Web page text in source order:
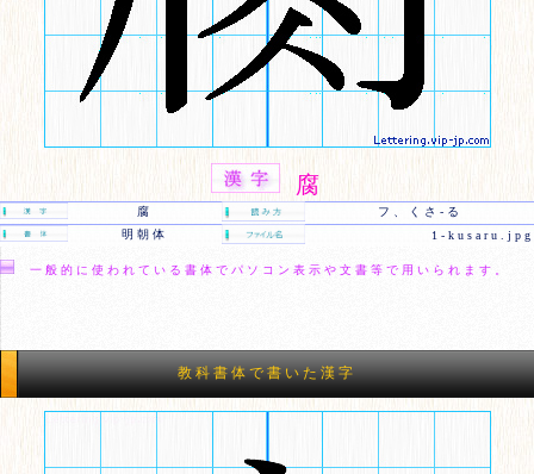
腐
腐
フ、くさ-る
明朝体
1-kusaru.jpg
一般的に使われている書体でパソコン表示や文書等で用いられます。
教科書体で書いた漢字